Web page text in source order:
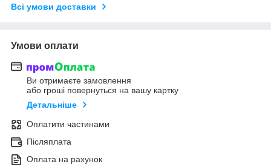
Всі умови доставки
Умови оплати
Ви отримаєте замовлення
або гроші повернуться на вашу картку
Детальніше
Оплатити частинами
Післяплата
Оплата на рахунок